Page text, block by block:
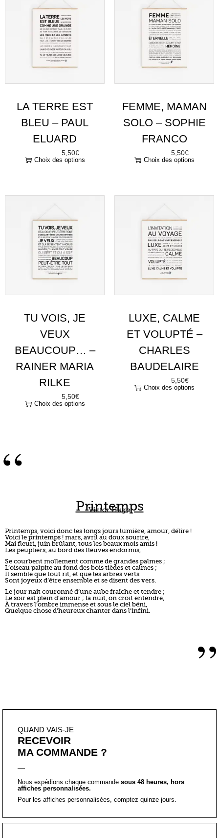
LA TERRE EST
BLEU – PAUL
ELUARD
5,50€
Choix des options
FEMME, MAMAN
SOLO – SOPHIE
FRANCO
5,50€
Choix des options
TU VOIS, JE
VEUX
BEAUCOUP… –
RAINER MARIA
RILKE
5,50€
Choix des options
LUXE, CALME
ET VOLUPTÉ –
CHARLES
BAUDELAIRE
5,50€
Choix des options
Printemps
Victor Hugo
“
Printemps, voici donc les longs jours lumière, amour, délire !
Voici le printemps ! mars, avril au doux sourire,
Mai fleuri, juin brûlant, tous les beaux mois amis !
Les peupliers, au bord des fleuves endormis,
Se courbent mollement comme de grandes palmes ;
L’oiseau palpite au fond des bois tièdes et calmes ;
Il semble que tout rit, et que les arbres verts
Sont joyeux d’être ensemble et se disent des vers.
Le jour naît couronné d’une aube fraîche et tendre ;
Le soir est plein d’amour ; la nuit, on croit entendre,
À travers l’ombre immense et sous le ciel béni,
Quelque chose d’heureux chanter dans l’infini.
”
QUAND VAIS-JE
RECEVOIR
MA COMMANDE ?
Nous expédions chaque commande sous 48 heures, hors
affiches personnalisées.
Pour les affiches personnalisées, comptez quinze jours.